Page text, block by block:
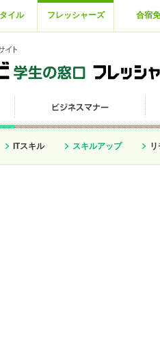
イル フレッシャーズ 合宿
ITスキル スキルアップ